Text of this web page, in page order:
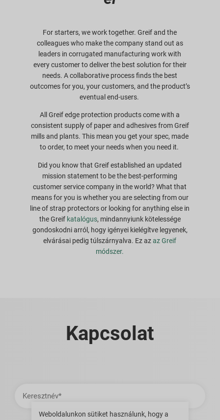
For starters, we work together. Greif and the
colleagues who make the company stand out as
leaders in corrugated manufacturing work with
every customer to deliver the best solution for their
needs. A collaborative process finds the best
outcomes for you, your customers, and the product’s
eventual end-users.
All Greif edge protection products come with a
consistent supply of paper and adhesives from Greif
mills and plants. This mean you get your spec, made
to order, to meet your needs when you need it.
Did you know that Greif established an updated
mission statement to be the best-performing
customer service company in the world? What that
means for you is whether you are selecting from our
line of strap protectors or looking for anything else in
the Greif katalógus, mindannyiunk kötelessége
gondoskodni arról, hogy igényei kielégítve legyenek,
elvárásai pedig túlszárnyalva. Ez azaz Greif
módszer.
Kapcsolat
Weboldalunkon sütiket használunk, hogy a